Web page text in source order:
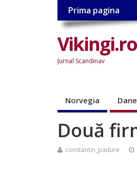
Prima pagina
Vikingi.ro
Jurnal Scandinav
Norvegia
Două
constantin_padure